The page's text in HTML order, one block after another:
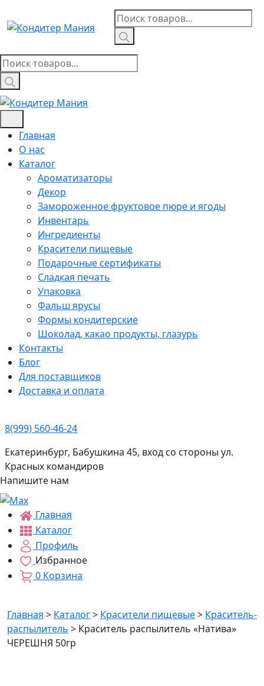
to
content
Поиск
товаров
Поиск
товаров
Главная
О нас
Каталог
Ароматизаторы
Декор
Замороженное фруктовое пюре и ягоды
Инвентарь
Ингредиенты
Красители пищевые
Подарочные сертификаты
Сладкая печать
Упаковка
Фальш ярусы
Формы кондитерские
Шоколад, какао продукты, глазурь
Контакты
Блог
Для поставщиков
Доставка и оплата
8(999) 560-46-24
Екатеринбург, Бабушкина 45, вход со стороны ул.
Красных командиров
Напишите нам
Главная
Каталог
Профиль
Избранное
0 Корзина
Главная > Каталог> Красители пищевые> Краситель-
распылитель > Краситель распылитель «Натива»
ЧЕРЕШНЯ 50гр